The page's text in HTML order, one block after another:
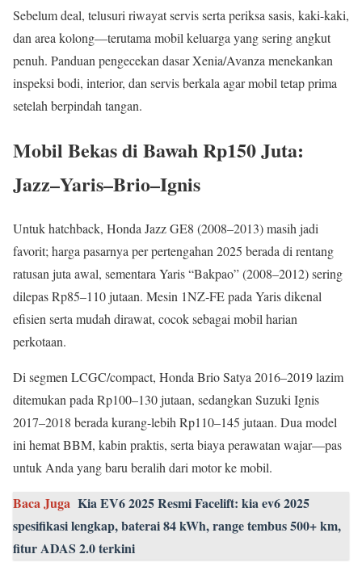
Sebelum deal, telusuri riwayat servis serta periksa sasis, kaki-kaki,
dan area kolong—terutama mobil keluarga yang sering angkut
penuh. Panduan pengecekan dasar Xenia/Avanza menekankan
inspeksi bodi, interior, dan servis berkala agar mobil tetap prima
setelah berpindah tangan.
Mobil Bekas di Bawah Rp150 Juta:
Jazz–Yaris–Brio–Ignis
Untuk hatchback, Honda Jazz GE8 (2008–2013) masih jadi
favorit; harga pasarnya per pertengahan 2025 berada di rentang
ratusan juta awal, sementara Yaris “Bakpao” (2008–2012) sering
dilepas Rp85–110 jutaan. Mesin 1NZ‑FE pada Yaris dikenal
efisien serta mudah dirawat, cocok sebagai mobil harian
perkotaan.
Di segmen LCGC/compact, Honda Brio Satya 2016–2019 lazim
ditemukan pada Rp100–130 jutaan, sedangkan Suzuki Ignis
2017–2018 berada kurang-lebih Rp110–145 jutaan. Dua model
ini hemat BBM, kabin praktis, serta biaya perawatan wajar—pas
untuk Anda yang baru beralih dari motor ke mobil.
Baca Juga Kia EV6 2025 Resmi Facelift: kia ev6 2025
spesifikasi lengkap, baterai 84 kWh, range tembus 500+ km,
fitur ADAS 2.0 terkini